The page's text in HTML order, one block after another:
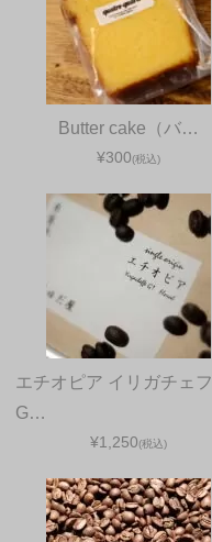
Butter cake（バ…
¥300(税込)
エチオピア イリガチェフ
G…
¥1,250(税込)